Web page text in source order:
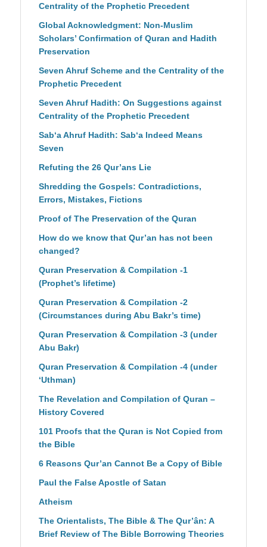
Centrality of the Prophetic Precedent
Global Acknowledgment: Non-Muslim
Scholars’ Confirmation of Quran and Hadith
Preservation
Seven Ahruf Scheme and the Centrality of the
Prophetic Precedent
Seven Ahruf Hadith: On Suggestions against
Centrality of the Prophetic Precedent
Sab‘a Ahruf Hadith: Sab‘a Indeed Means
Seven
Refuting the 26 Qur’ans Lie
Shredding the Gospels: Contradictions,
Errors, Mistakes, Fictions
Proof of The Preservation of the Quran
How do we know that Qur’an has not been
changed?
Quran Preservation & Compilation -1
(Prophet’s lifetime)
Quran Preservation & Compilation -2
(Circumstances during Abu Bakr’s time)
Quran Preservation & Compilation -3 (under
Abu Bakr)
Quran Preservation & Compilation -4 (under
‘Uthman)
The Revelation and Compilation of Quran –
History Covered
101 Proofs that the Quran is Not Copied from
the Bible
6 Reasons Qur’an Cannot Be a Copy of Bible
Paul the False Apostle of Satan
Atheism
The Orientalists, The Bible & The Qur’ân: A
Brief Review of The Bible Borrowing Theories